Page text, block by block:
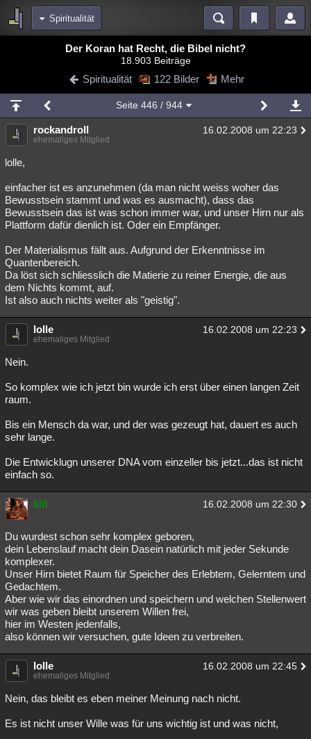
Spiritualität
Blogs Videos
Chat Wiki Neuigkeiten
meine Rubriken
Menschen Wissenschaft Mystery Kriminalfälle
Spiritualität
Natur Umfragen Unterhaltung
weitere Rubriken
Philosophie Träume Orte Esoterik
Astronomie Helpdesk Gruppen Gaming Filme
Musik Clash Verbesserungen
Übersichten
Besucht Geschlossen
Der Koran hat Recht, die Bibel nicht?
18.903 Beiträge
Spiritualität 122 Bilder Mehr
Seite 446 / 944
rockandroll 16.02.2008 um 22:23
ehemaliges Mitglied
lolle,
einfacher ist es anzunehmen (da man nicht weiss woher das
Bewusstsein stammt und was es ausmacht), dass das
Bewusstsein das ist was schon immer war, und unser Hirn nur als
Plattform dafür dienlich ist. Oder ein Empfänger.
Der Materialismus fällt aus. Aufgrund der Erkenntnisse im
Quantenbereich.
Da löst sich schliesslich die Matierie zu reiner Energie, die aus
dem Nichts kommt, auf.
Ist also auch nichts weiter als "geistig".
lolle 16.02.2008 um 22:23
ehemaliges Mitglied
Nein.
So komplex wie ich jetzt bin wurde ich erst über einen langen Zeit
raum.
Bis ein Mensch da war, und der was gezeugt hat, dauert es auch
sehr lange.
Die Entwicklugn unserer DNA vom einzeller bis jetzt...das ist nicht
einfach so.
lilit 16.02.2008 um 22:30
Du wurdest schon sehr komplex geboren,
dein Lebenslauf macht dein Dasein natürlich mit jeder Sekunde
komplexer.
Unser Hirn bietet Raum für Speicher des Erlebtem, Gelerntem und
Gedachtem.
Aber wie wir das einordnen und speichern und welchen Stellenwert
wir was geben bleibt unserem Willen frei,
hier im Westen jedenfalls,
also können wir versuchen, gute Ideen zu verbreiten.
lolle 16.02.2008 um 22:45
ehemaliges Mitglied
Nein, das bleibt es eben meiner Meinung nach nicht.
Es ist nicht unser Wille was für uns wichtig ist und was nicht,